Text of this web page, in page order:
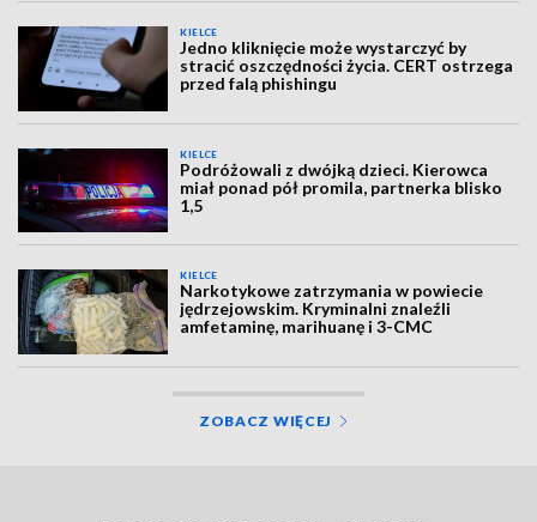
KIELCE
Jedno kliknięcie może wystarczyć by
stracić oszczędności życia. CERT ostrzega
przed falą phishingu
KIELCE
Podróżowali z dwójką dzieci. Kierowca
miał ponad pół promila, partnerka blisko
1,5
KIELCE
Narkotykowe zatrzymania w powiecie
jędrzejowskim. Kryminalni znaleźli
amfetaminę, marihuanę i 3-CMC
ZOBACZ WIĘCEJ